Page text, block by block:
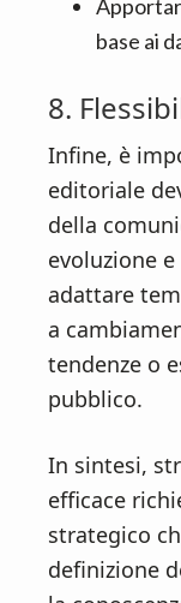
base ai
8.
Infine, è
editoriale
della
evoluzione
adattare
a
tendenze o
pubblico.
In sintesi,
efficace
strategico
definizione